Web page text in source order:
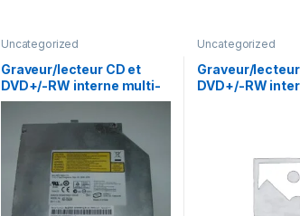
Uncategorized
Graveur/lecteur CD et
DVD+/-RW interne multi-
recorder portable AD-
Uncategorized
Graveur/
DVD+/-RW